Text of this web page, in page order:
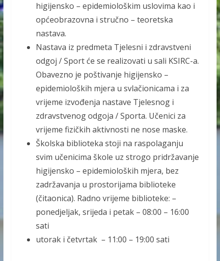
higijensko – epidemiološkim uslovima kao i
općeobrazovna i stručno – teoretska
nastava.
Nastava iz predmeta Tjelesni i zdravstveni
odgoj / Sport će se realizovati u sali KSIRC-a.
Obavezno je poštivanje higijensko –
epidemioloških mjera u svlačionicama i za
vrijeme izvođenja nastave Tjelesnog i
zdravstvenog odgoja / Sporta. Učenici za
vrijeme fizičkih aktivnosti ne nose maske.
Školska biblioteka stoji na raspolaganju
svim učenicima škole uz strogo pridržavanje
higijensko – epidemioloških mjera, bez
zadržavanja u prostorijama biblioteke
(čitaonica). Radno vrijeme biblioteke: –
ponedjeljak, srijeda i petak – 08:00 – 16:00
sati
utorak i četvrtak – 11:00 – 19:00 sati